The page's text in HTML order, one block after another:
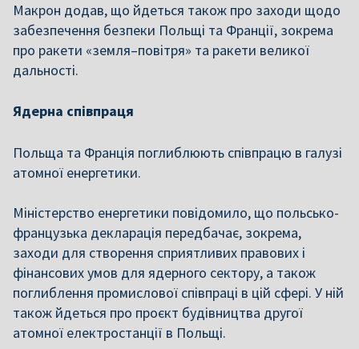
Макрон додав, що йдеться також про заходи щодо
забезпечення безпеки Польщі та Франції, зокрема
про ракети «земля–повітря» та ракети великої
дальності.
Ядерна співпраця
Польща та Франція поглиблюють співпрацю в галузі
атомної енергетики.
Міністерство енергетики повідомило, що польсько-
французька декларація передбачає, зокрема,
заходи для створення сприятливих правових і
фінансових умов для ядерного сектору, а також
поглиблення промислової співпраці в цій сфері. У ній
також йдеться про проєкт будівництва другої
атомної електростанції в Польщі.